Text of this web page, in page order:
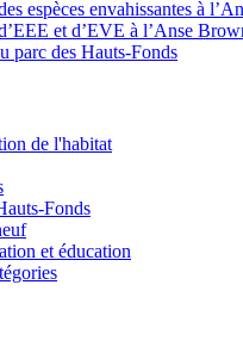
espèces envahissantes à
et d’EVE à l’Anse
parc des Hauts-Fonds
de l'habitat
Fonds
et éducation